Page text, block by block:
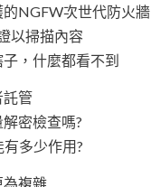
NGFW次世代防火牆
以掃描內容
，什麼都看不到
託管
密檢查嗎?
多少作用?
為複雜